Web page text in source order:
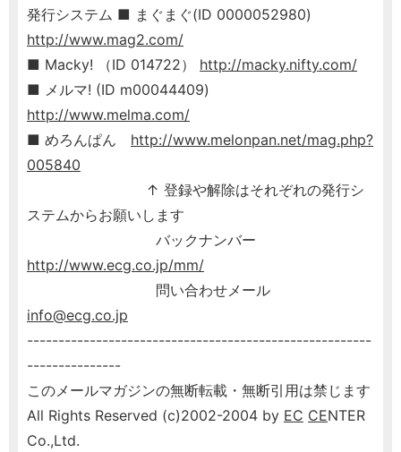
発行システム ■ まぐまぐ(ID 0000052980)
http://www.mag2.com/
■ Macky! （ID 014722） http://macky.nifty.com/
■ メルマ! (ID m00044409)
http://www.melma.com/
■ めろんぱん http://www.melonpan.net/mag.php?
005840
↑ 登録や解除はそれぞれの発行シ
ステムからお願いします
バックナンバー
http://www.ecg.co.jp/mm/
問い合わせメール
info@ecg.co.jp
-------------------------------------------------------
---------------
このメールマガジンの無断転載・無断引用は禁じます
All Rights Reserved (c)2002-2004 by EC CENTER
Co.,Ltd.